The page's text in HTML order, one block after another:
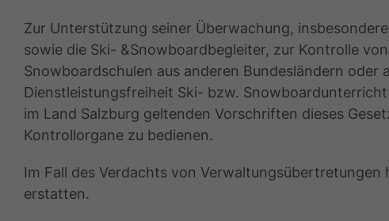
Zur Unterstützung seiner Überwachung,
sowie die Ski- &Snowboardbegleiter, zur Kontrolle
Snowboardschulen aus anderen Bundesländern
Dienstleistungsfreiheit Ski- bzw.
im Land Salzburg geltenden Vorschriften dieses
Kontrollorgane zu bedienen.
Im Fall des Verdachts von
erstatten.